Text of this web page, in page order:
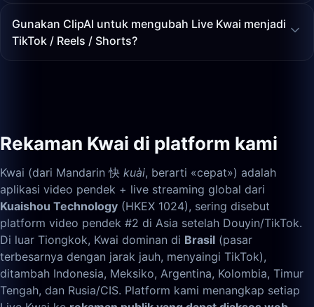
Gunakan ClipAI untuk mengubah Live Kwai menjadi
TikTok / Reels / Shorts?
Rekaman Kwai di platform kami
Kwai (dari Mandarin 快 kuài, berarti «cepat») adalah
aplikasi video pendek + live streaming global dari
Kuaishou Technology (HKEX 1024), sering disebut
platform video pendek #2 di Asia setelah Douyin/TikTok.
Di luar Tiongkok, Kwai dominan di Brasil (pasar
terbesarnya dengan jarak jauh, menyaingi TikTok),
ditambah Indonesia, Meksiko, Argentina, Kolombia, Timur
Tengah, dan Rusia/CIS. Platform kami menangkap setiap